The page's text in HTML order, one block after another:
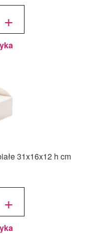
cm
+
31x16x12 h cm
+